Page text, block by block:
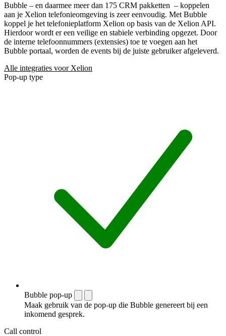
Bubble – en daarmee meer dan 175 CRM pakketten – koppelen
aan je Xelion telefonieomgeving is zeer eenvoudig. Met Bubble
koppel je het telefonieplatform Xelion op basis van de Xelion API.
Hierdoor wordt er een veilige en stabiele verbinding opgezet. Door
de interne telefoonnummers (extensies) toe te voegen aan het
Bubble portaal, worden de events bij de juiste gebruiker afgeleverd.
Alle integraties voor Xelion
Pop-up type
Bubble pop-up
Maak gebruik van de pop-up die Bubble genereert bij een
inkomend gesprek.
Call control